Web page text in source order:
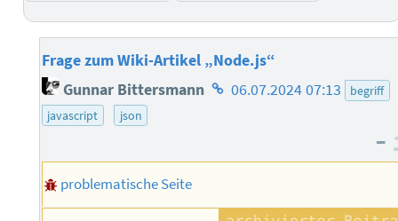
Frage zum Wiki-Artikel „Node.js“
Gunnar Bittersmann Homepage
06.07.2024 07:13
begriff
javascript
json
–
problematische Seite